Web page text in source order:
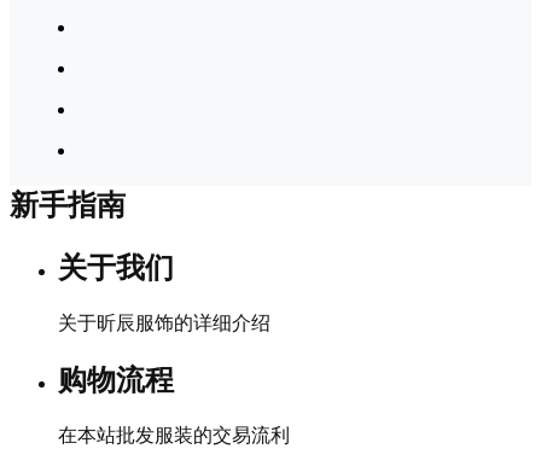
新手指南
关于我们
关于昕辰服饰的详细介绍
购物流程
在本站批发服装的交易流利